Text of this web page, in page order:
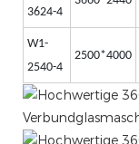
3624-4
W1-
2540-4
2500*4000